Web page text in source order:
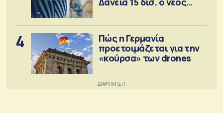
4
Πώς η Γερμανία
προετοιμάζεται για την
«κούρσα» των drones